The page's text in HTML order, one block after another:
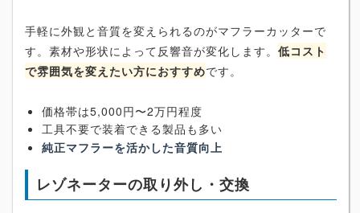
手軽に外観と音質を変えられるのがマフラーカッターで
す。素材や形状によって反響音が変化します。 低コスト
で雰囲気を変えたい方におすすめです。
価格帯は5,000円〜2万円程度
工具不要で装着できる製品も多い
純正マフラーを活かした音質向上
レゾネーターの取り外し・交換